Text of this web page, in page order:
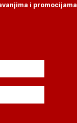
i promocijama